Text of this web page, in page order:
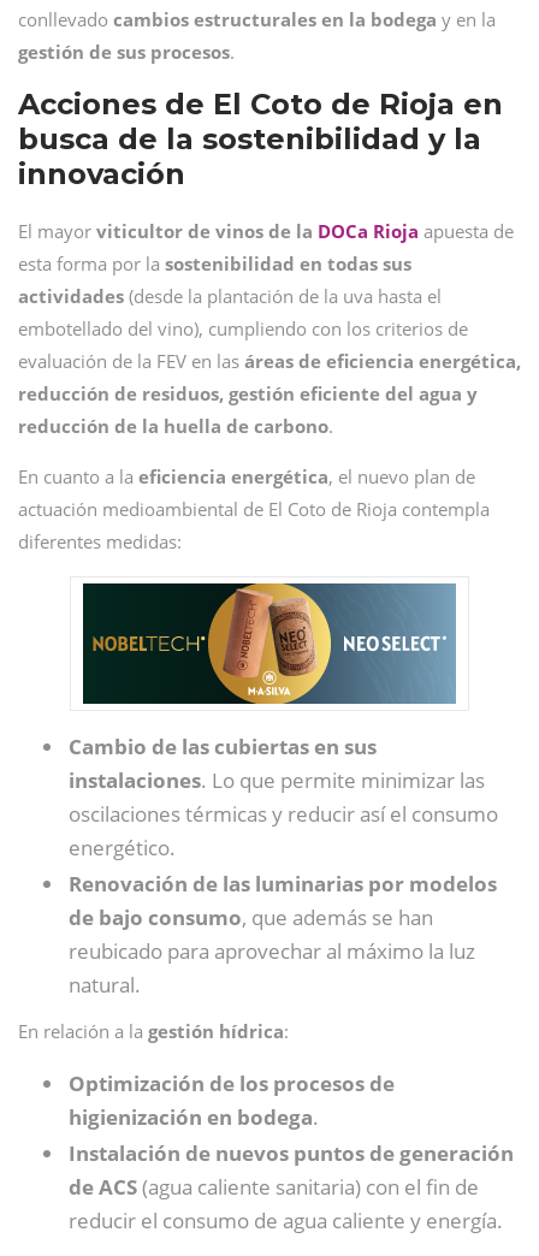
conllevado cambios estructurales en la bodega y en la
gestión de sus procesos.
Acciones de El Coto de Rioja en
busca de la sostenibilidad y la
innovación
El mayor viticultor de vinos de la DOCa Rioja apuesta de
esta forma por la sostenibilidad en todas sus
actividades (desde la plantación de la uva hasta el
embotellado del vino), cumpliendo con los criterios de
evaluación de la FEV en las áreas de eficiencia energética,
reducción de residuos, gestión eficiente del agua y
reducción de la huella de carbono.
En cuanto a la eficiencia energética, el nuevo plan de
actuación medioambiental de El Coto de Rioja contempla
diferentes medidas:
Cambio de las cubiertas en sus
instalaciones. Lo que permite minimizar las
oscilaciones térmicas y reducir así el consumo
energético.
Renovación de las luminarias por modelos
de bajo consumo, que además se han
reubicado para aprovechar al máximo la luz
natural.
En relación a la gestión hídrica:
Optimización de los procesos de
higienización en bodega.
Instalación de nuevos puntos de generación
de ACS(agua caliente sanitaria) con el fin de
reducir el consumo de agua caliente y energía.